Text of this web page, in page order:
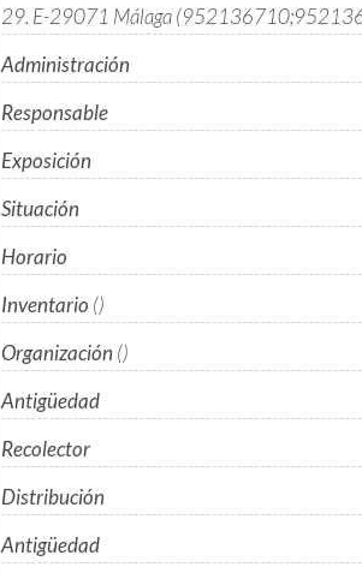
29. E-29071 Málaga
Administración
Responsable
Exposición
Situación
Horario
Inventario ()
Organización ()
Antigüedad
Recolector
Distribución
Antigüedad